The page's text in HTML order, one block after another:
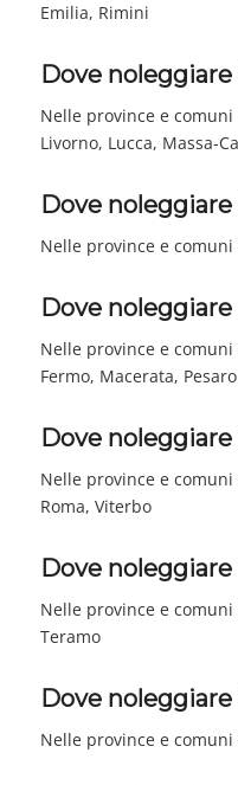
Emilia, Rimini
Dove noleggiare
Nelle province e comuni
Livorno, Lucca, Massa-
Dove
Nelle province e
Dove
Nelle province e comuni
Fermo, Macerata,
Dove noleggiare
Nelle province e
Roma, Viterbo
Dove
Nelle province e comuni
Teramo
Dove
Nelle province e